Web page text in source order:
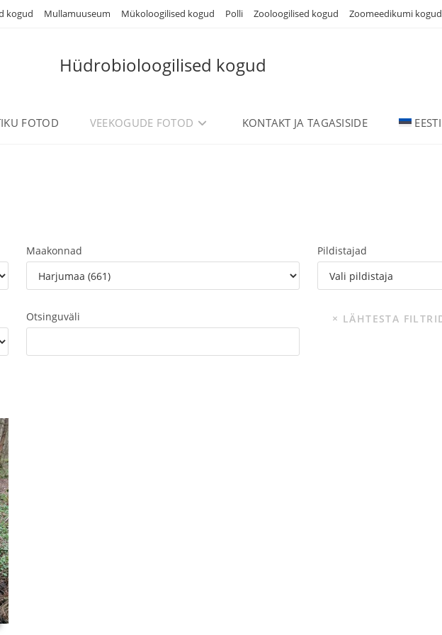
kogud Mullamuuseum Mükoloogilised kogud Polli Zooloogilised kogud Zoomeedikumi kogud
Hüdrobioloogilised kogud
FOTOD VEEKOGUDE FOTOD KONTAKT JA TAGASISIDE EESTI
Maakonnad Pildistajad
Otsinguväli